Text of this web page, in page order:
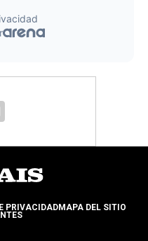
PRIVACIDADMAPA DEL SITIO